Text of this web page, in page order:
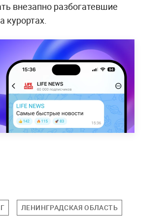
внезапно разбогатевшие
курортах.
ЛЕНИНГРАДСКАЯ ОБЛАСТЬ